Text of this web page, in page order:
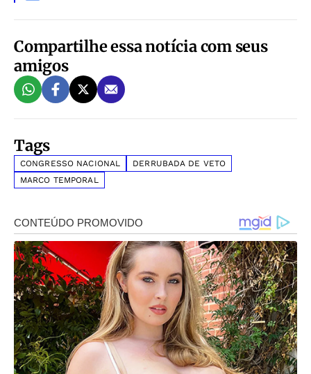
Compartilhe essa notícia com seus
amigos
Tags
CONGRESSO NACIONAL
DERRUBADA DE VETO
MARCO TEMPORAL